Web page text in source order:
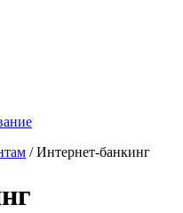
/Интернет-банкинг